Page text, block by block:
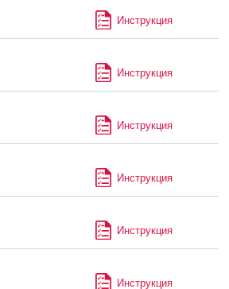
Инструкция
Инструкция
Инструкция
Инструкция
Инструкция
Инструкция